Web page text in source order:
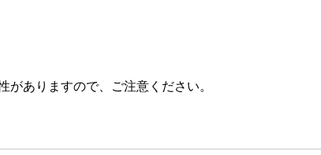
ありますので、ご注意ください。